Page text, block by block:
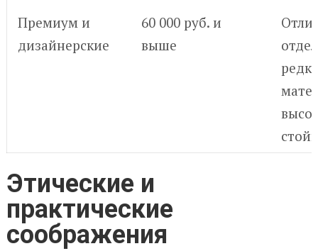
Премиум и
дизайнерские
60 000 руб. и
выше
Этические и
практические
соображения